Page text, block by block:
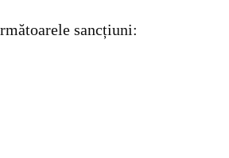
sancțiuni: